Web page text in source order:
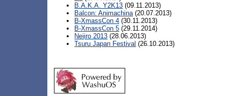
B.A.K.A. Y2K13 (09.11.2013)
Balcon: Animachina(20.07.2013)
B-XmassCon 4 (30.11.2013)
B-XmassCon 5 (29.11.2014)
Nejiro 2013 (28.06.2013)
Tsuru Japan Festival (26.10.2013)